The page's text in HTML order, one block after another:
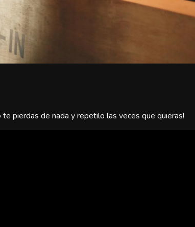
pierdas de nada y repetilo las veces que quieras!